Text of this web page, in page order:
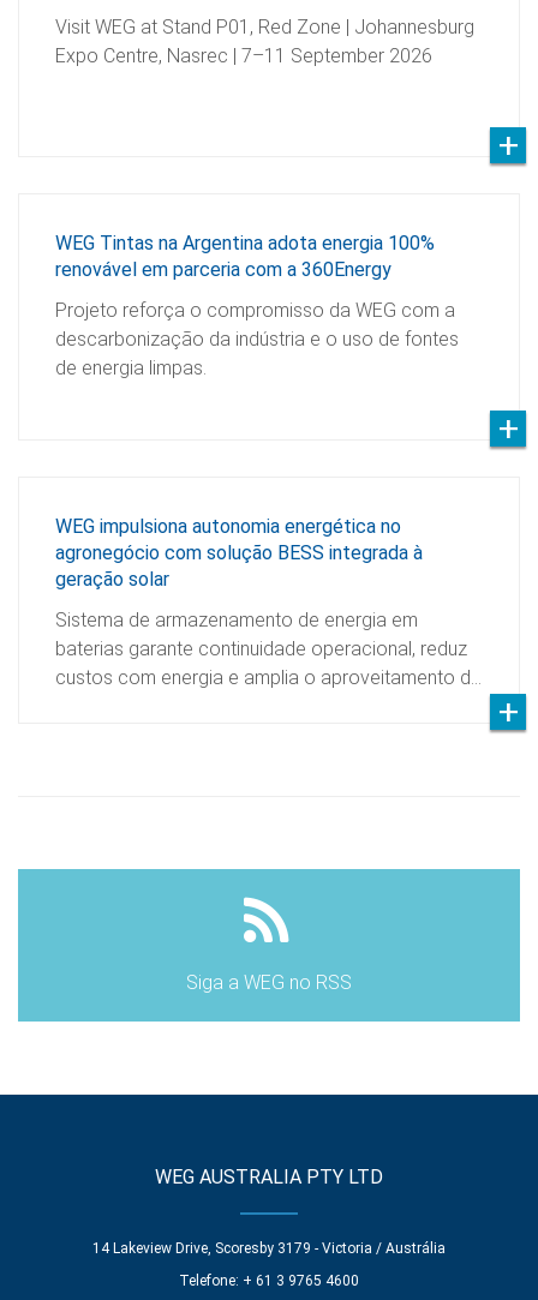
Visit WEG at Stand P01, Red Zone | Johannesburg
Expo Centre, Nasrec | 7–11 September 2026
WEG Tintas na Argentina adota energia 100%
renovável em parceria com a 360Energy
Projeto reforça o compromisso da WEG com a
descarbonização da indústria e o uso de fontes
de energia limpas.
WEG impulsiona autonomia energética no
agronegócio com solução BESS integrada à
geração solar
Sistema de armazenamento de energia em
baterias garante continuidade operacional, reduz
custos com energia e amplia o aproveitamento d…
Siga a WEG no RSS
WEG AUSTRALIA PTY LTD
14 Lakeview Drive, Scoresby 3179 - Victoria / Austrália
Telefone: + 61 3 9765 4600